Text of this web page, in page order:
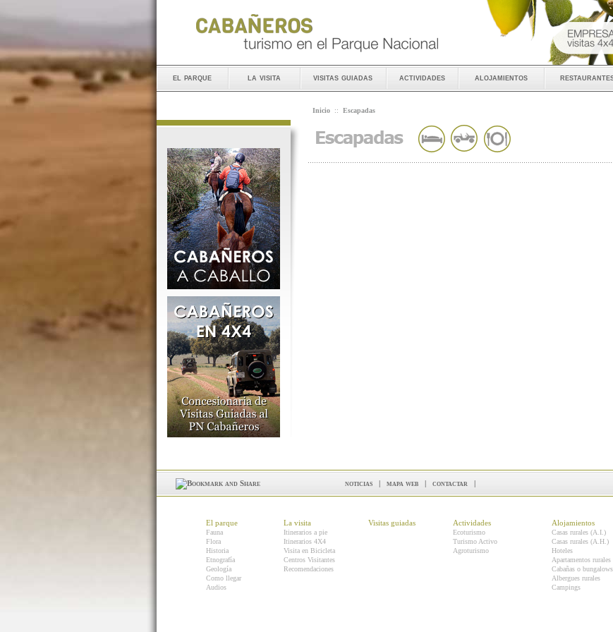
el parque la visita visitas guiadas actividades alojamientos
Inicio :: Escapadas
noticias | mapa web | contactar |
El parque
Fauna
Flora
Historia
Etnografía
Geología
Como llegar
Audios
La visita
Itinerarios a pie
Itinerarios 4X4
Visita en Bicicleta
Centros Visitantes
Recomendaciones
Visitas guiadas Actividades
Ecoturismo
Turismo Activo
Agroturismo
Alojamientos
Casas rurales (A.I.)
Casas rurales (A.H.)
Hoteles
Apartamentos rurales
Cabañas o bungalows
Albergues rurales
Campings